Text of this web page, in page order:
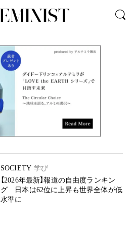
SOCIETY 学び
【2026年最新】報道の自由度ランキン
グ 日本は62位に上昇も世界全体が低
水準に